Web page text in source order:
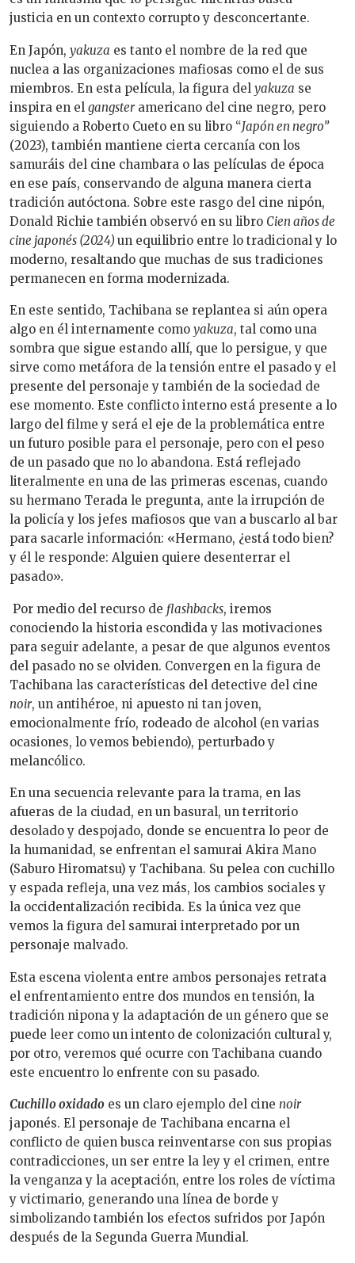
justicia en un contexto corrupto y desconcertante.
En Japón, yakuza es tanto el nombre de la red que
nuclea a las organizaciones mafiosas como el de sus
miembros. En esta película, la figura del yakuza se
inspira en el gangsteramericano del cine negro, pero
siguiendo a Roberto Cueto en su libro “Japón en negro”
(2023), también mantiene cierta cercanía con los
samuráis del cine chambara o las películas de época
en ese país, conservando de alguna manera cierta
tradición autóctona. Sobre este rasgo del cine nipón,
Donald Richie también observó en su libro Cien años de
cine japonés (2024)un equilibrio entre lo tradicional y lo
moderno, resaltando que muchas de sus tradiciones
permanecen en forma modernizada.
En este sentido, Tachibana se replantea si aún opera
algo en él internamente como yakuza, tal como una
sombra que sigue estando allí, que lo persigue, y que
sirve como metáfora de la tensión entre el pasado y el
presente del personaje y también de la sociedad de
ese momento. Este conflicto interno está presente a lo
largo del filme y será el eje de la problemática entre
un futuro posible para el personaje, pero con el peso
de un pasado que no lo abandona. Está reflejado
literalmente en una de las primeras escenas, cuando
su hermano Terada le pregunta, ante la irrupción de
la policía y los jefes mafiosos que van a buscarlo al bar
para sacarle información: «Hermano, ¿está todo bien?
y él le responde: Alguien quiere desenterrar el
pasado».
Por medio del recurso de flashbacks, iremos
conociendo la historia escondida y las motivaciones
para seguir adelante, a pesar de que algunos eventos
del pasado no se olviden. Convergen en la figura de
Tachibana las características del detective del cine
noir, un antihéroe, ni apuesto ni tan joven,
emocionalmente frío, rodeado de alcohol (en varias
ocasiones, lo vemos bebiendo), perturbado y
melancólico.
En una secuencia relevante para la trama, en las
afueras de la ciudad, en un basural, un territorio
desolado y despojado, donde se encuentra lo peor de
la humanidad, se enfrentan el samurai Akira Mano
(Saburo Hiromatsu) y Tachibana. Su pelea con cuchillo
y espada refleja, una vez más, los cambios sociales y
la occidentalización recibida. Es la única vez que
vemos la figura del samurai interpretado por un
personaje malvado.
Esta escena violenta entre ambos personajes retrata
el enfrentamiento entre dos mundos en tensión, la
tradición nipona y la adaptación de un género que se
puede leer como un intento de colonización cultural y,
por otro, veremos qué ocurre con Tachibana cuando
este encuentro lo enfrente con su pasado.
Cuchillo oxidado es un claro ejemplo del cine noir
japonés. El personaje de Tachibana encarna el
conflicto de quien busca reinventarse con sus propias
contradicciones, un ser entre la ley y el crimen, entre
la venganza y la aceptación, entre los roles de víctima
y victimario, generando una línea de borde y
simbolizando también los efectos sufridos por Japón
después de la Segunda Guerra Mundial.